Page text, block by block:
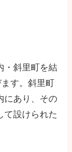
・斜里町を結
す。斜里町
にあり、その
て設けられた